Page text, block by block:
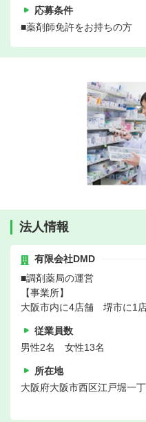
応募条件
■薬剤師免許をお持ちの方
法人情報
有限会社DMD
■調剤薬局の運営
【事業所】
大阪市内に4店舗 堺市に1
従業員数
男性2名 女性13名
所在地
大阪府大阪市西区江戸堀一